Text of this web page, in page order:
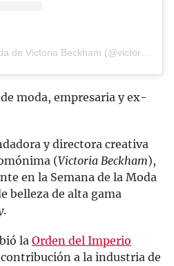
Una publicación compartida de Victoria Beckham (@victoriabeckham)
moda, empresaria y ex-
y directora creativa
(Victoria Beckham),
en la Semana de la Moda
belleza de alta gama
.
laOrden del Imperio
contribución a la industria de